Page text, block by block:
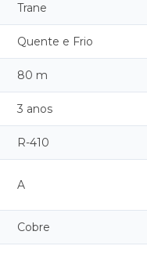
Trane
Quente e Frio
80 m
3 anos
R-410
A
Cobre